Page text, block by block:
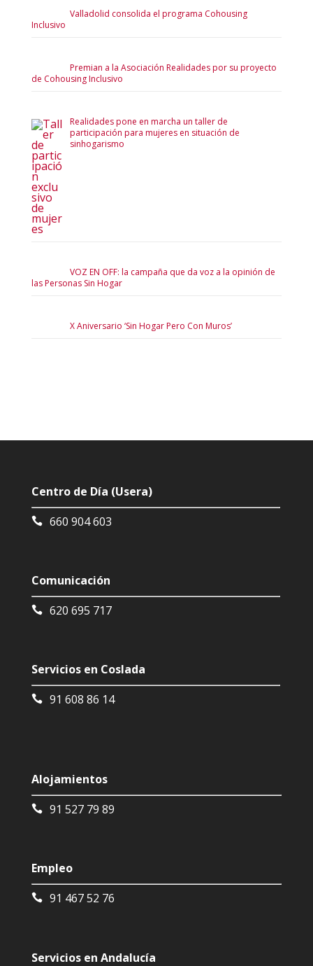
Valladolid consolida el programa Cohousing
Inclusivo
Premian a la Asociación Realidades por su proyecto
de Cohousing Inclusivo
Realidades pone en marcha un taller de
participación para mujeres en situación de
sinhogarismo
VOZ EN OFF: la campaña que da voz a la opinión de
las Personas Sin Hogar
X Aniversario ‘Sin Hogar Pero Con Muros’
Centro de Día (Usera)
660 904 603
Comunicación
620 695 717
Servicios en Coslada
91 608 86 14
Alojamientos
91 527 79 89
Empleo
91 467 52 76
Servicios en Andalucía